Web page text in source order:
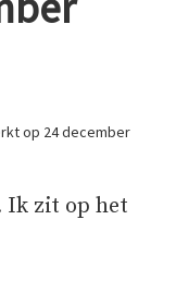
op 24 december
Ik zit op het